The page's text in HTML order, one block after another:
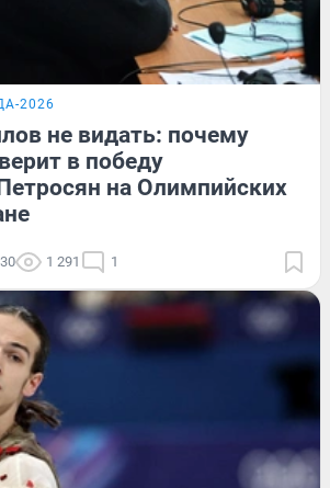
2026
не видать: почему
в победу
на Олимпийских
1 291 1